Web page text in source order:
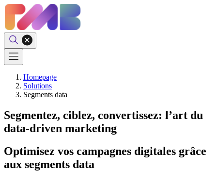
Homepage
Solutions
Segments data
Segmentez, ciblez, convertissez: l’art du
data-driven marketing
Optimisez vos campagnes digitales grâce
aux segments data